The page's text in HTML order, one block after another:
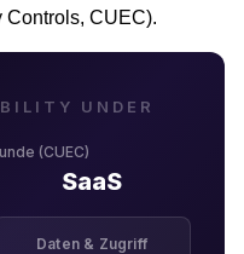
Controls, CUEC).
UNDER
(CUEC)
SaaS
Daten & Zugriff